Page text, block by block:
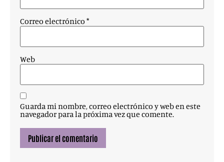
Correo electrónico *
Web
Guarda mi nombre, correo electrónico y web en este
navegador para la próxima vez que comente.